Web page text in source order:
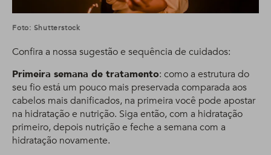
Foto: Shutterstock
Confira a nossa sugestão e sequência de cuidados:
Primeira semana de tratamento: como a estrutura do
seu fio está um pouco mais preservada comparada aos
cabelos mais danificados, na primeira você pode apostar
na hidratação e nutrição. Siga então, com a hidratação
primeiro, depois nutrição e feche a semana com a
hidratação novamente.